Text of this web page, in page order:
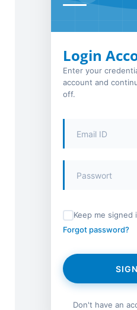
Login
Enter your
account and
off.
Keep me signed
Forgot password?
Don't have an